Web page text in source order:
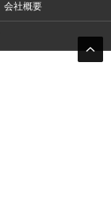
会社概要